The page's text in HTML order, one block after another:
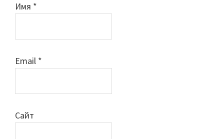
Имя *
Email *
Сайт